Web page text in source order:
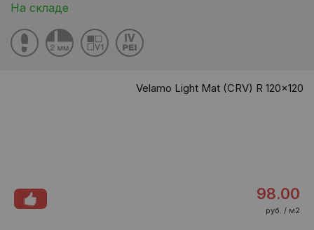
На складе
Velamo Light Mat (CRV) R 120x120
98.00
руб. / м2